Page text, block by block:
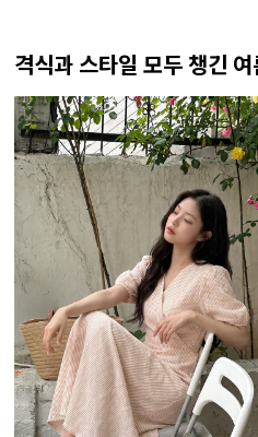
격식과 스타일 모두 챙긴